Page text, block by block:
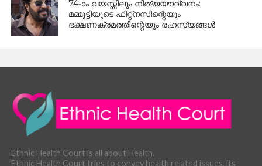
74-ാം വയസ്സിലും നിത്യയൗവ്വനം:
മമ്മൂട്ടിയുടെ ഫിറ്റ്‌നസിന്റെയും
ഭക്ഷണക്രമത്തിന്റെയും രഹസ്യങ്ങൾ
Ethnic Health Court is all about Health.
Ethnic Health Court tries to convey health related issues, its